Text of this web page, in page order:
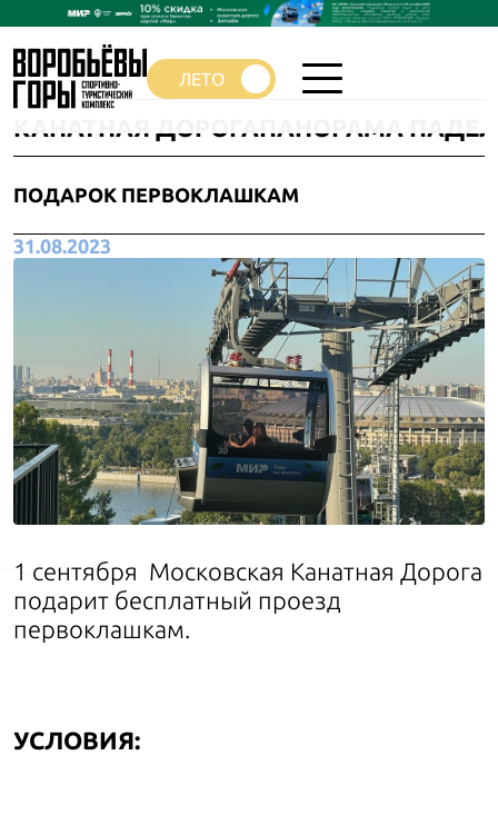
КАНАТНАЯ ДОРОГАПАНОРАМА ПАДЕЛ
ПОДАРОК ПЕРВОКЛАШКАМ
31.08.2023
1 сентября Московская Канатная Дорога
подарит бесплатный проезд
первоклашкам.
УСЛОВИЯ: